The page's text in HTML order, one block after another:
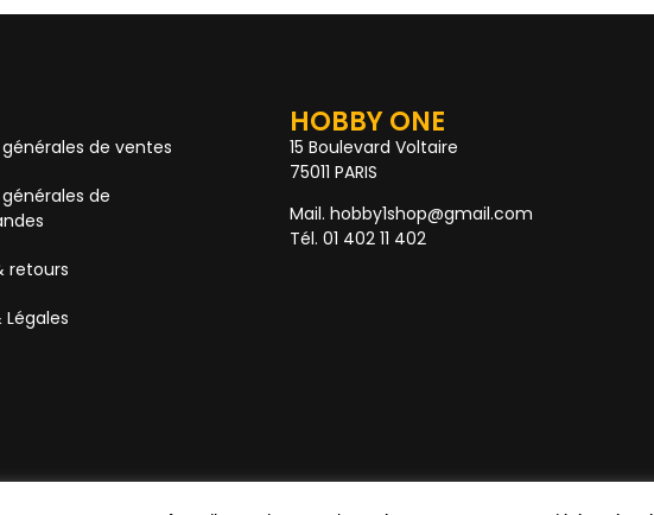
de ventes
de
retours
HOBBY ONE
15 Boulevard Voltaire
75011 PARIS
Mail. hobby1shop@gmail.com
Tél. 01 402 11 402